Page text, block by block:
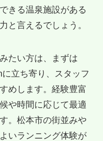
きる温泉施設がある
と言えるでしょう。
たい方は、まずは
立ち寄り、スタッフ
めします。経験豊富
や時間に応じて最適
。松本市の街並みや
いランニング体験が